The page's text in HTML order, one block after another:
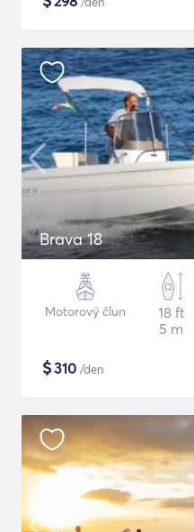
Brava 18
Motorový člun
18 ft
5 m
$310 /den